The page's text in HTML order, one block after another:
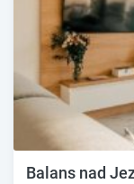
Balans nad